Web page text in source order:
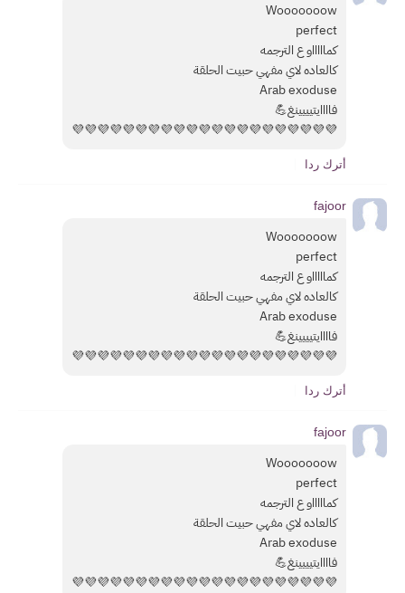
Wooooooow
perfect
كماااااو ع الترجمه
كالعاده لاي مفهي حبيت الحلقة
Arab exoduse
فاااايتيييينغ💪
💜💜💜💜💜💜💜💜💜💜💜💜💜💜💜💜💜💜💜💜💜
أترك ردا
fajoor
Wooooooow
perfect
كماااااو ع الترجمه
كالعاده لاي مفهي حبيت الحلقة
Arab exoduse
فاااايتيييينغ💪
💜💜💜💜💜💜💜💜💜💜💜💜💜💜💜💜💜💜💜💜💜
أترك ردا
fajoor
Wooooooow
perfect
كماااااو ع الترجمه
كالعاده لاي مفهي حبيت الحلقة
Arab exoduse
فاااايتيييينغ💪
💜💜💜💜💜💜💜💜💜💜💜💜💜💜💜💜💜💜💜💜💜